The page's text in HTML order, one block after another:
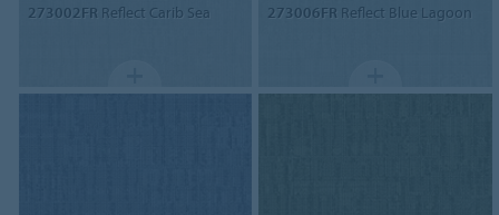
273002FR Reflect Carib Sea 273006FR Reflect Blue Lagoon